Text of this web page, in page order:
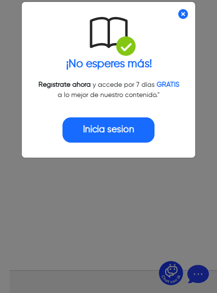
¡No esperes más!
Regístrate ahoray accede por 7 días GRATIS
a lo mejor de nuestro contenido."
Inicia sesión